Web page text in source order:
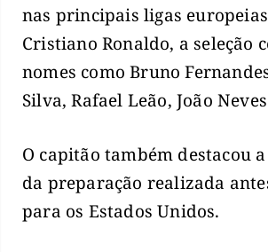
nas principais ligas
Cristiano Ronaldo, a seleção
nomes como Bruno
Silva, Rafael Leão, João
O capitão também destacou
da preparação realizada
para os Estados Unidos.